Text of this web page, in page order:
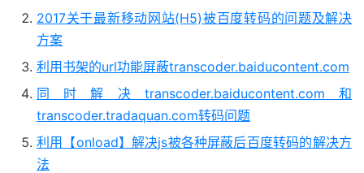
2017关于最新移动网站(H5)被百度转码的问题及解决
方案
利用书架的url功能屏蔽transcoder.baiducontent.com
同时解决transcoder.baiducontent.com和
transcoder.tradaquan.com转码问题
利用【onload】解决js被各种屏蔽后百度转码的解决方
法